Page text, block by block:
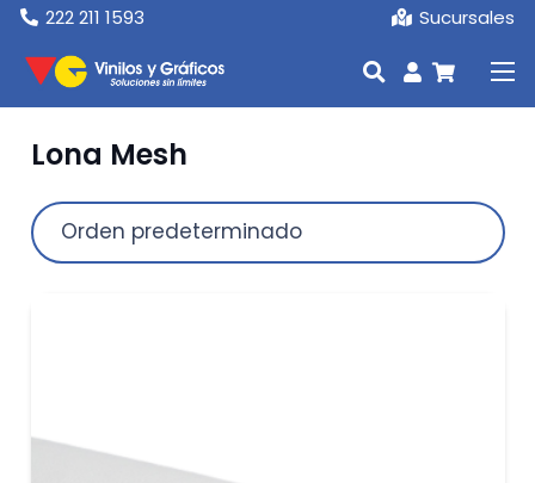
222 211 1593 Sucursales
Lona Mesh